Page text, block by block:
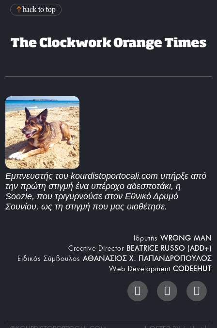
Εμπνευστής του kourdistoportocali.com υπήρξε από
την πρώτη στιγμή ένα υπέροχο αδεσποτάκι, η
Soozie, που τριγυρνούσε στον Εθνικό Δρυμό
Σουνίου, ως τη στιγμή που μας υιοθέτησε.
Iδρυτής WRONG MAN
Creative Director BEATRICE RUSSO (ADD+)
Ειδικός Σύμβουλος ΑΘΑΝΑΣΙΟΣ Χ. ΠΑΠΑΝΔΡΟΠΟΥΛΟΣ
Web Development CODEEHUT